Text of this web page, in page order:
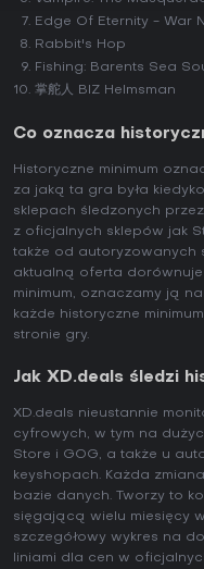
Edge Of Eternity - War
Rabbit's Hop
Fishing: Barents Sea
掌舵人 BIZ Helmsman
Co oznacza
Historyczne minimum
za jaką ta gra była
sklepach śledzonych
z oficjalnych sklepów jak
także od autoryzowanych
aktualną oferta
minimum, oznaczamy ją
każde historyczne
stronie gry.
Jak XD.deals śledzi
XD.deals nieustannie
cyfrowych, w tym na
Store i GOG, a także u
keyshopach. Każda
bazie danych. Tworzy to
sięgającą wielu miesięcy
szczegółowy wykres na
liniami dla cen w